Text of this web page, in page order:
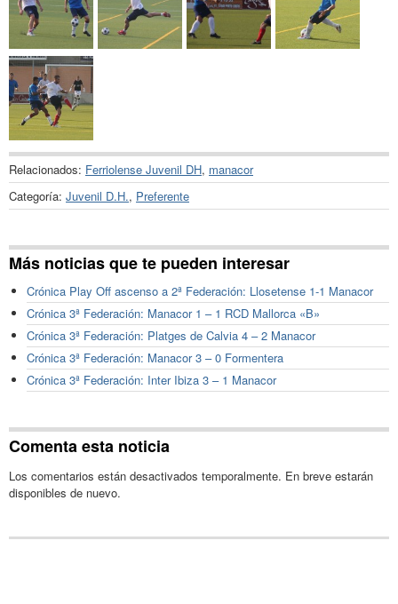
Relacionados: Ferriolense Juvenil DH, manacor
Categoría: Juvenil D.H., Preferente
Más noticias que te pueden interesar
Crónica Play Off ascenso a 2ª Federación: Llosetense 1-1 Manacor
Crónica 3ª Federación: Manacor 1 – 1 RCD Mallorca «B»
Crónica 3ª Federación: Platges de Calvia 4 – 2 Manacor
Crónica 3ª Federación: Manacor 3 – 0 Formentera
Crónica 3ª Federación: Inter Ibiza 3 – 1 Manacor
Comenta esta noticia
Los comentarios están desactivados temporalmente. En breve estarán
disponibles de nuevo.